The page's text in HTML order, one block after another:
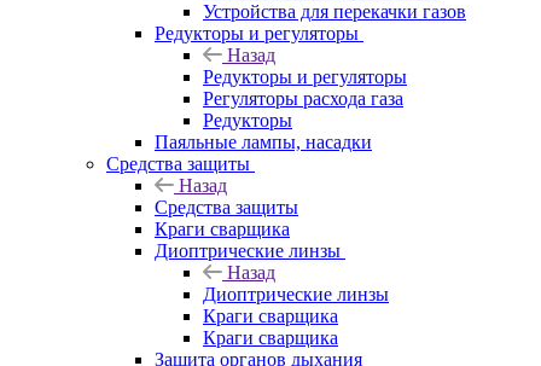
Устройства для перекачки газов
Редукторы и регуляторы
Назад
Редукторы и регуляторы
Регуляторы расхода газа
Редукторы
Паяльные лампы, насадки
Средства защиты
Назад
Средства защиты
Краги сварщика
Диоптрические линзы
Назад
Диоптрические линзы
Краги сварщика
Краги сварщика
Защита органов дыхания